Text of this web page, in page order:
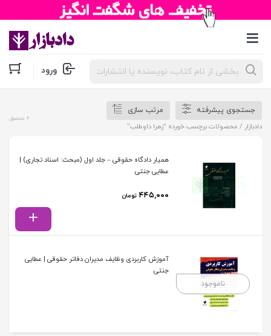
جستجوی
محصولات ورود
جستجوی پیشرفته
مرتب سازی
دادبازار / محصولات برچسب خورده “زهرا داوطلب”
2 محصول
همیار دادگاه حقوقی – جلد اول (مبحث: اسناد تجاری) |
عطایی جنتی
۴۴۵,۰۰۰ تومان
ناموجود
آموزش کاربردی وظایف مدیران دفاتر حقوقی | عطایی
جنتی